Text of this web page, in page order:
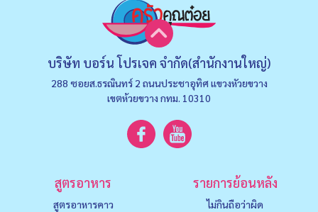
บริษัท บอร์น โปรเจค จำกัด(สำนักงานใหญ่)
288 ซอยส.ธรณินทร์ 2 ถนนประชาอุทิศ แขวงหัวยขวาง
เขตห้วยขวาง กทม. 10310
สูตรอาหาร
สูตรอาหารคาว
รายการย้อนหลัง
ไม่กินถือว่าผิด